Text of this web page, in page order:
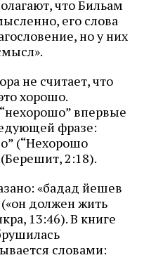
что Бильам
его слова
но у них
не считает, что
хорошо.
впервые
фразе:
(“Нехорошо
2:18).
«бадад йешев
должен жить
13:46). В книге
словами: